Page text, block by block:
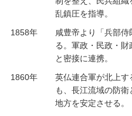
乱鎮圧を指導。
1858年
咸豊帝より「兵部
る。軍政・民政・
と密接に連携。
1860年
英仏連合軍が北上す
も、長江流域の防
地方を安定させる。